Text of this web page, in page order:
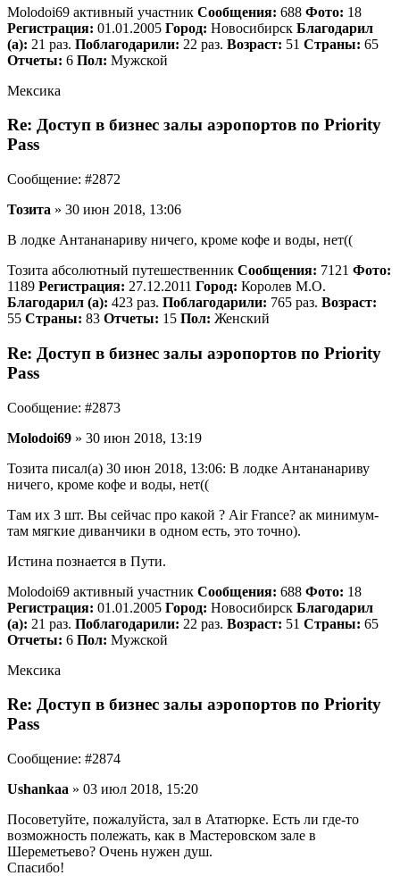
Molodoi69 активный участник Сообщения: 688 Фото: 18
Регистрация: 01.01.2005 Город: Новосибирск Благодарил
(а): 21 раз. Поблагодарили: 22 раз. Возраст: 51 Страны: 65
Отчеты: 6 Пол: Мужской
Мексика
Re: Доступ в бизнес залы аэропортов по Priority
Pass
Сообщение: #2872
Тозита » 30 июн 2018, 13:06
В лодке Антананариву ничего, кроме кофе и воды, нет((
Тозита абсолютный путешественник Сообщения: 7121 Фото:
1189 Регистрация: 27.12.2011 Город: Королев М.О.
Благодарил (а): 423 раз. Поблагодарили: 765 раз. Возраст:
55 Страны: 83 Отчеты: 15 Пол: Женский
Re: Доступ в бизнес залы аэропортов по Priority
Pass
Сообщение: #2873
Molodoi69 » 30 июн 2018, 13:19
Тозита писал(а) 30 июн 2018, 13:06: В лодке Антананариву
ничего, кроме кофе и воды, нет((
Там их 3 шт. Вы сейчас про какой ? Air France? ак минимум-
там мягкие диванчики в одном есть, это точно).
Истина познается в Пути.
Molodoi69 активный участник Сообщения: 688 Фото: 18
Регистрация: 01.01.2005 Город: Новосибирск Благодарил
(а): 21 раз. Поблагодарили: 22 раз. Возраст: 51 Страны: 65
Отчеты: 6 Пол: Мужской
Мексика
Re: Доступ в бизнес залы аэропортов по Priority
Pass
Сообщение: #2874
Ushankaa » 03 июл 2018, 15:20
Посоветуйте, пожалуйста, зал в Ататюрке. Есть ли где-то
возможность полежать, как в Мастеровском зале в
Шереметьево? Очень нужен душ.
Спасибо!